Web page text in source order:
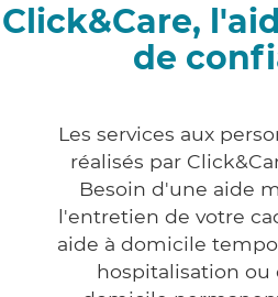
Click&Care,
de
Les services aux
réalisés par
Besoin d'une aide
l'entretien de votre
aide à domicile
hospitalisation ou